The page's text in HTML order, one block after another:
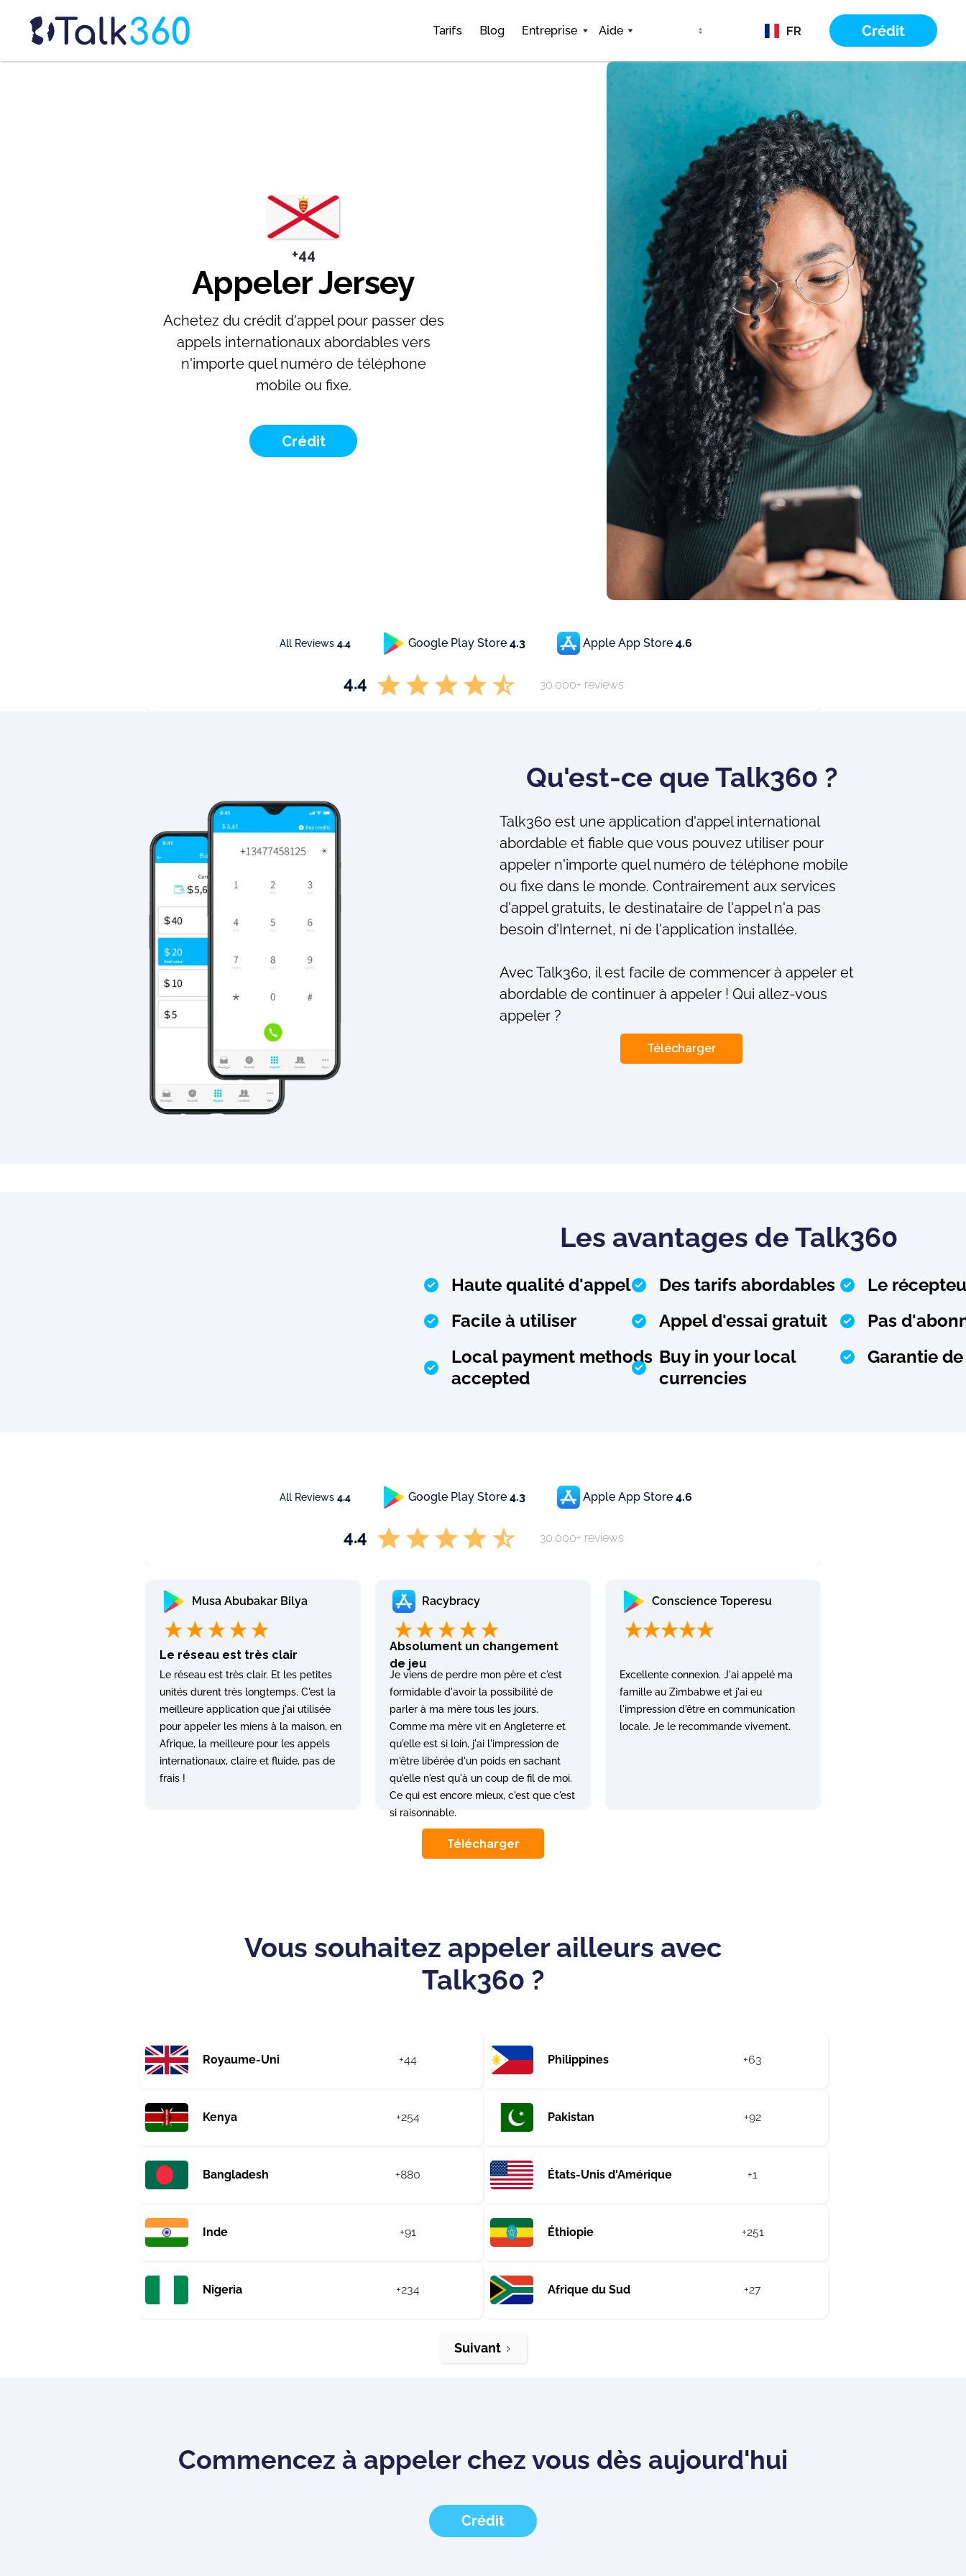
Tarifs Blog Entreprise Aide FR Crédit
+44
Appeler Jersey
Achetez du crédit d'appel pour passer des
appels internationaux abordables vers
n'importe quel numéro de téléphone
mobile ou fixe.
Crédit
All Reviews 4.4 Google Play Store 4.3 Apple App Store 4.6
4.4 30.000+ reviews
Qu'est-ce que Talk360 ?
Talk360 est une application d'appel international
abordable et fiable que vous pouvez utiliser pour
appeler n'importe quel numéro de téléphone mobile
ou fixe dans le monde. Contrairement aux services
d'appel gratuits, le destinataire de l'appel n'a pas
besoin d'Internet, ni de l'application installée.
Avec Talk360, il est facile de commencer à appeler et
abordable de continuer à appeler ! Qui allez-vous
appeler ?
Télécharger
Les avantages de Talk360
Haute qualité d'appel Des tarifs abordables
Le
Facile à utiliser
Appel d'essai gratuit
Pas
Local payment methods
accepted
Buy in your local
currencies
Garantie
All Reviews 4.4 Google Play Store 4.3 Apple App Store 4.6
4.4 30.000+ reviews
Musa Abubakar Bilya
Le réseau est très clair
Le réseau est très clair. Et les petites
unités durent très longtemps. C'est la
meilleure application que j'ai utilisée
pour appeler les miens à la maison, en
Afrique, la meilleure pour les appels
internationaux, claire et fluide, pas de
frais !
Racybracy
Absolument un changement
de jeu
Je viens de perdre mon père et c'est
formidable d'avoir la possibilité de
parler à ma mère tous les jours.
Comme ma mère vit en Angleterre et
qu'elle est si loin, j'ai l'impression de
m'être libérée d'un poids en sachant
qu'elle n'est qu'à un coup de fil de moi.
Ce qui est encore mieux, c'est que c'est
si raisonnable.
Conscience Toperesu
Excellente connexion. J'ai appelé ma
famille au Zimbabwe et j'ai eu
l'impression d'être en communication
locale. Je le recommande vivement.
Télécharger
Vous souhaitez appeler ailleurs avec
Talk360 ?
Royaume-Uni +44 Philippines +63
Kenya +254 Pakistan +92
Bangladesh +880 États-Unis d'Amérique +1
Inde +91 Éthiopie +251
Nigeria +234 Afrique du Sud +27
Suivant
Commencez à appeler chez vous dès aujourd'hui
Crédit